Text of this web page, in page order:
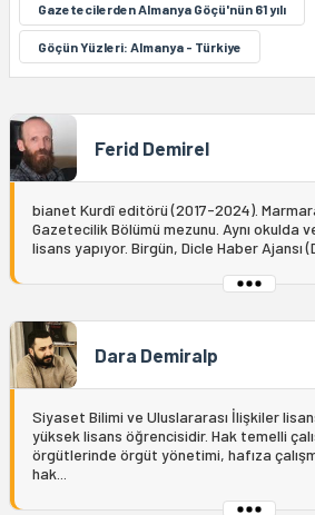
Gazetecilerden Almanya Göçü'nün 61 yılı
Göçün Yüzleri: Almanya - Türkiye
Ferid Demirel
bianet Kurdî editörü (2017-2024).
Gazetecilik Bölümü mezunu. Aynı okulda
lisans yapıyor. Birgün, Dicle Haber Ajansı
Dara Demiralp
Siyaset Bilimi ve Uluslararası İlişkiler
yüksek lisans öğrencisidir. Hak temelli
örgütlerinde örgüt yönetimi, hafıza
hak...